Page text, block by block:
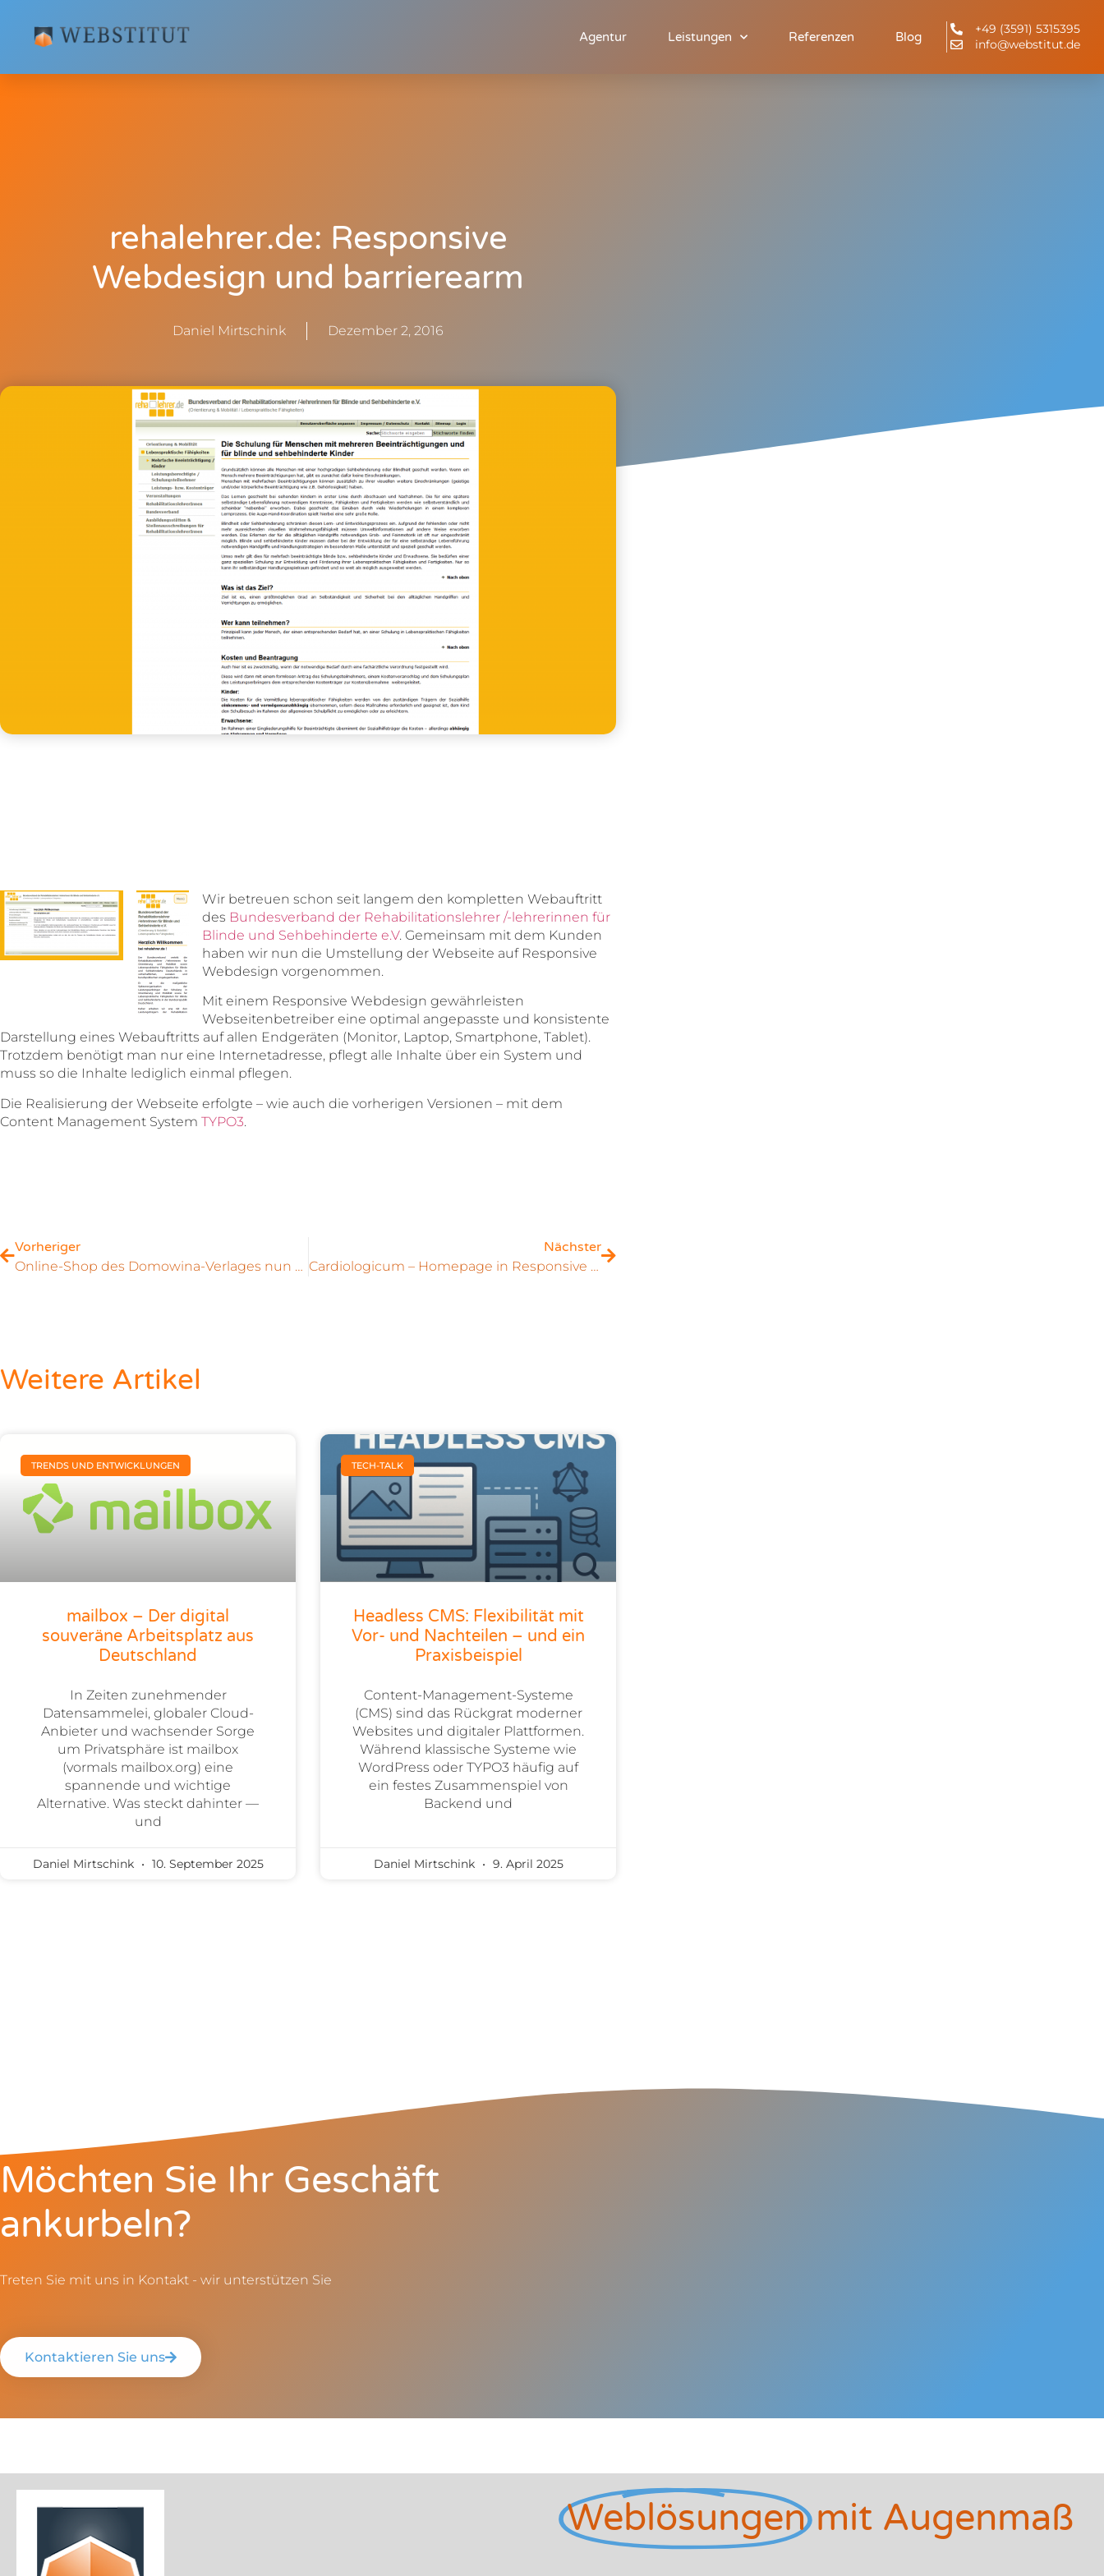
Agentur Leistungen Referenzen Blog
+49 (3591) 5315395
info@webstitut.de
rehalehrer.de: Responsive
Webdesign und barrierearm
Daniel Mirtschink Dezember 2, 2016
Wir betreuen schon seit langem den kompletten Webauftritt
des Bundesverband der Rehabilitationslehrer /-lehrerinnen für
Blinde und Sehbehinderte e.V. Gemeinsam mit dem Kunden
haben wir nun die Umstellung der Webseite auf Responsive
Webdesign vorgenommen.
Mit einem Responsive Webdesign gewährleisten
Webseitenbetreiber eine optimal angepasste und konsistente
Darstellung eines Webauftritts auf allen Endgeräten (Monitor, Laptop, Smartphone, Tablet).
Trotzdem benötigt man nur eine Internetadresse, pflegt alle Inhalte über ein System und
muss so die Inhalte lediglich einmal pflegen.
Die Realisierung der Webseite erfolgte – wie auch die vorherigen Versionen – mit dem
Content Management System TYPO3.
Vorheriger
Online-Shop des Domowina-Verlages nun mit E-Books
Nächster
Cardiologicum – Homepage in Responsive Webdesign
Weitere Artikel
TRENDS UND ENTWICKLUNGEN
mailbox – Der digital
souveräne Arbeitsplatz aus
Deutschland
In Zeiten zunehmender
Datensammelei, globaler Cloud-
Anbieter und wachsender Sorge
um Privatsphäre ist mailbox
(vormals mailbox.org) eine
spannende und wichtige
Alternative. Was steckt dahinter —
und
Daniel Mirtschink 10. September 2025
TECH-TALK
Headless CMS: Flexibilität mit
Vor- und Nachteilen – und ein
Praxisbeispiel
Content-Management-Systeme
(CMS) sind das Rückgrat moderner
Websites und digitaler Plattformen.
Während klassische Systeme wie
WordPress oder TYPO3 häufig auf
ein festes Zusammenspiel von
Backend und
Daniel Mirtschink 9. April 2025
Möchten Sie Ihr Geschäft
ankurbeln?
Treten Sie mit uns in Kontakt - wir unterstützen Sie
Kontaktieren Sie uns
Weblösungen mit Augenmaß